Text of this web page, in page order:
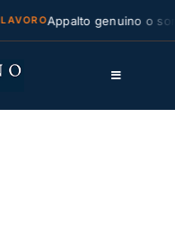
Appalto genuino o
Toggle